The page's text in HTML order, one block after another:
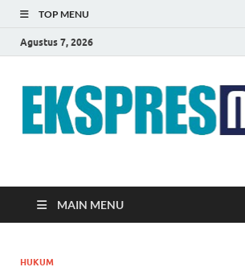
TOP MENU
Agustus 7, 2026
EKSPRES NEWS
MAIN MENU
HUKUM